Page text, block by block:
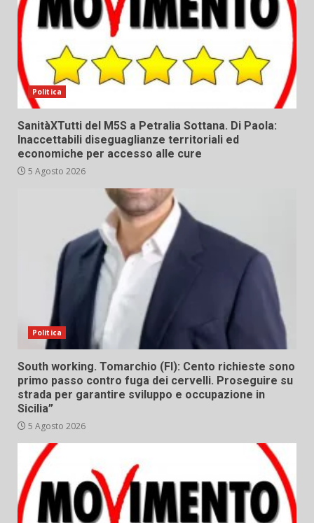
Politica
SanitàXTutti del M5S a Petralia Sottana. Di Paola:
Inaccettabili diseguaglianze territoriali ed
economiche per accesso alle cure
5 Agosto 2026
Politica
South working. Tomarchio (FI): Cento richieste sono
primo passo contro fuga dei cervelli. Proseguire su
strada per garantire sviluppo e occupazione in
Sicilia”
5 Agosto 2026